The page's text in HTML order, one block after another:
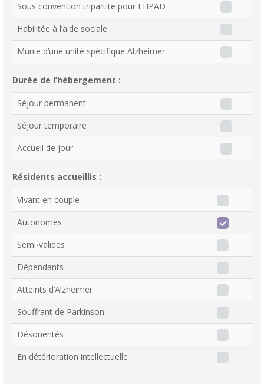
Sous convention tripartite pour EHPAD
Habilitée à l’aide sociale
Munie d’une unité spécifique Alzheimer
Durée de l’hébergement :
Séjour permanent
Séjour temporaire
Accueil de jour
Résidents accueillis :
Vivant en couple
Autonomes
Semi-valides
Dépendants
Atteints d’Alzheimer
Souffrant de Parkinson
Désorientés
En détérioration intellectuelle